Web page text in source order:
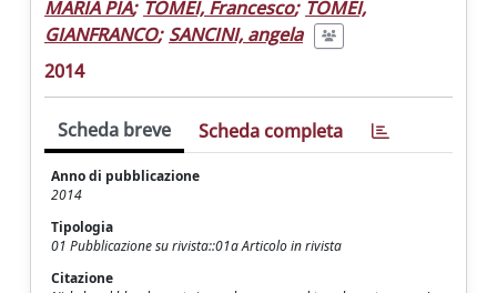
MARIA PIA; TOMEI, Francesco; TOMEI,
GIANFRANCO; SANCINI, angela
2014
Scheda breve Scheda completa
Anno di pubblicazione
2014
Tipologia
01 Pubblicazione su rivista::01a Articolo in rivista
Citazione